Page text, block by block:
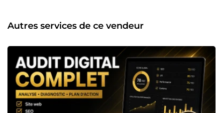
pages Personnalisation de thèmes Optimisation des
optimisée SEO Optimisation de présence en ligne Conseils
en communication - Pourquoi travailler avec moi ? ✅
Travail soigné et professionnel ✅ Communication claire et
réactive ✅ Respect des délais ✅ Solutions adaptées à vos
besoins ✅ Accompagnement personnalisé Mon objectif
est simple : vous fournir un travail de qualité qui contribue
Autres services de ce vendeur